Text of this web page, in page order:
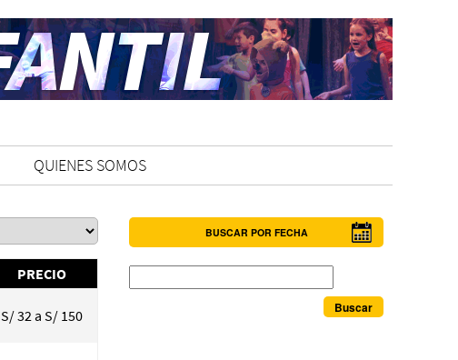
QUIENES SOMOS
PRECIO
S/ 32 a S/ 150
BUSCAR POR FECHA